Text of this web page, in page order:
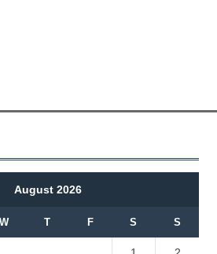
August 2026
W T F S S